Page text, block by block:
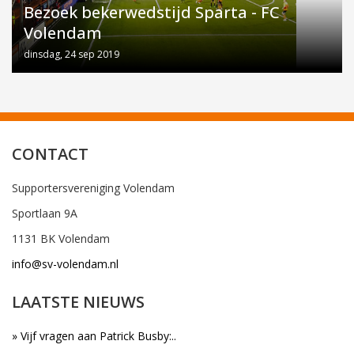
Bezoek bekerwedstijd Sparta - FC
Volendam
dinsdag, 24 sep 2019
CONTACT
Supportersvereniging Volendam
Sportlaan 9A
1131 BK Volendam
info@sv-volendam.nl
LAATSTE NIEUWS
» Vijf vragen aan Patrick Busby:..